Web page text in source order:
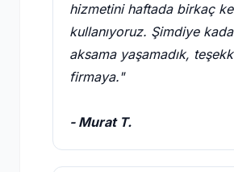
hizmetini haftada birkaç
kullanıyoruz. Şimdiye
aksama yaşamadık,
firmaya."
- Murat T.